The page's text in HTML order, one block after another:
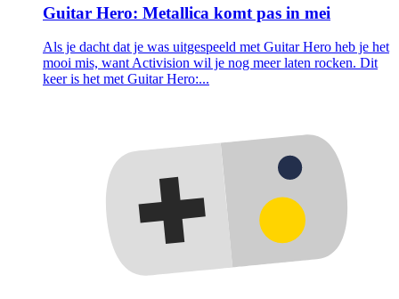
Guitar Hero: Metallica komt pas in mei
Als je dacht dat je was uitgespeeld met Guitar Hero heb je het
mooi mis, want Activision wil je nog meer laten rocken. Dit
keer is het met Guitar Hero:...